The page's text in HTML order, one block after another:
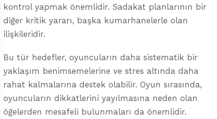
kontrol yapmak önemlidir. Sadakat planlarının bir
diğer kritik yararı, başka kumarhanelerle olan
ilişkileridir.
Bu tür hedefler, oyuncuların daha sistematik bir
yaklaşım benimsemelerine ve stres altında daha
rahat kalmalarına destek olabilir. Oyun sırasında,
oyuncuların dikkatlerini yayılmasına neden olan
öğelerden mesafeli bulunmaları da önemlidir.